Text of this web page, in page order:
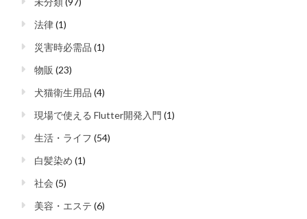
法律(1)
災害時必需品 (1)
物販 (23)
犬猫衛生用品 (4)
現場で使える Flutter開発入門 (1)
生活・ライフ (54)
白髪染め (1)
社会 (5)
美容・エステ (6)